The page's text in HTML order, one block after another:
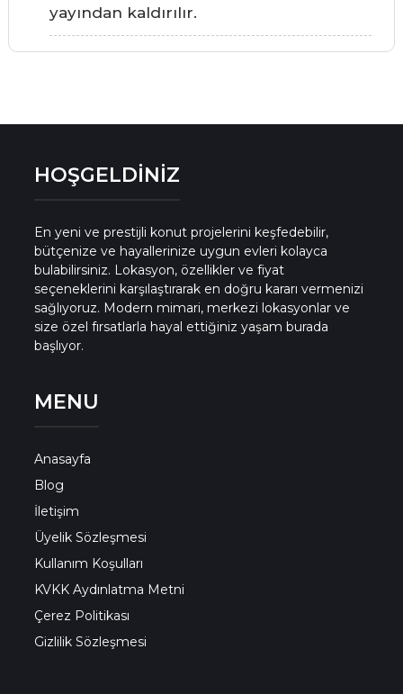
yayından kaldırılır.
HOŞGELDİNİZ
En yeni ve prestijli konut projelerini keşfedebilir,
bütçenize ve hayallerinize uygun evleri kolayca
bulabilirsiniz. Lokasyon, özellikler ve fiyat
seçeneklerini karşılaştırarak en doğru kararı vermenizi
sağlıyoruz. Modern mimari, merkezi lokasyonlar ve
size özel fırsatlarla hayal ettiğiniz yaşam burada
başlıyor.
MENU
Anasayfa
Blog
İletişim
Üyelik Sözleşmesi
Kullanım Koşulları
KVKK Aydınlatma Metni
Çerez Politikası
Gizlilik Sözleşmesi